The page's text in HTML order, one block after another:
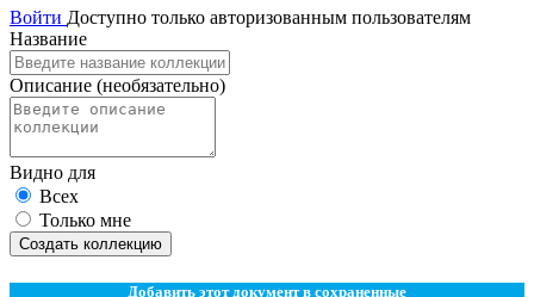
Войти Доступно только авторизованным пользователям
Название
Описание (необязательно)
Видно для
Всех
Только мне
Создать коллекцию
Добавить этот документ в сохраненные